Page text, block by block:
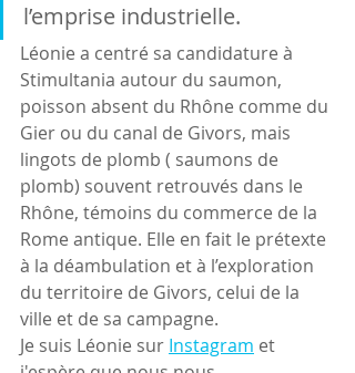
l’emprise industrielle.
Léonie a centré sa candidature à
Stimultania autour du saumon,
poisson absent du Rhône comme du
Gier ou du canal de Givors, mais
lingots de plomb ( saumons de
plomb) souvent retrouvés dans le
Rhône, témoins du commerce de la
Rome antique. Elle en fait le prétexte
à la déambulation et à l’exploration
du territoire de Givors, celui de la
ville et de sa campagne.
Je suis Léonie sur Instagram et